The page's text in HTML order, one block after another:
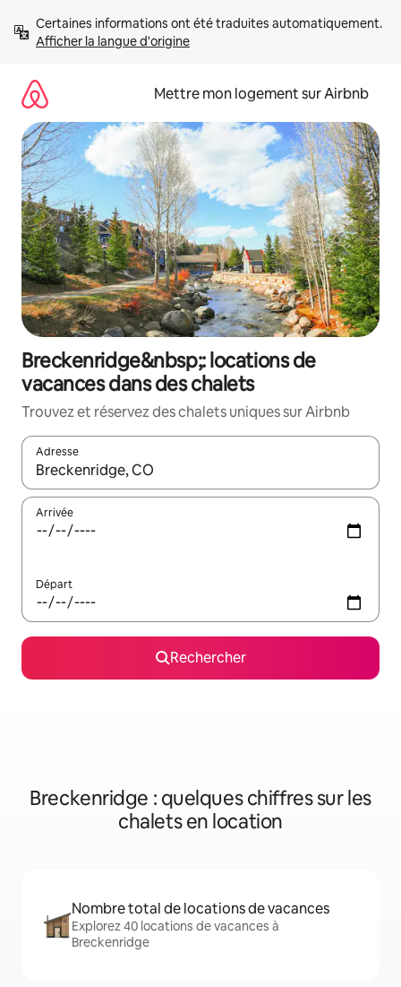
directement
Afficher la langue d'origine
Mettre mon logement sur Airbnb
Breckenridge&nbsp;: locations de
vacances dans des chalets
Trouvez et réservez des chalets uniques sur Airbnb
Adresse
Lorsque les résultats s'affichent, utilisez les flèches vers le
Arrivée
Départ
Rechercher
Breckenridge : quelques chiffres sur les
chalets en location
Nombre total de locations de vacances
Explorez 40 locations de vacances à
Breckenridge